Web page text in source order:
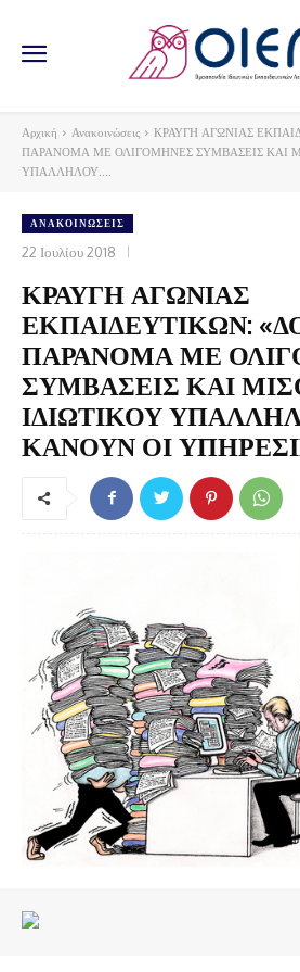
Αρχική Ανακοινώσεις
ΚΡΑΥΓΗ ΑΓΩΝΙΑΣ
ΠΑΡΑΝΟΜΑ ΜΕ ΟΛΙΓΟΜΗΝΕΣ ΣΥΜΒΑΣΕΙΣ ΚΑΙ
ΥΠΑΛΛΗΛΟΥ....
ΑΝΑΚΟΙΝΏΣΕΙΣ
22 Ιουλίου 2018
ΚΡΑΥΓΗ ΑΓΩΝΙΑΣ
ΕΚΠΑΙΔΕΥΤΙΚΩΝ:
ΠΑΡΑΝΟΜΑ ΜΕ
ΣΥΜΒΑΣΕΙΣ ΚΑΙ
ΙΔΙΩΤΙΚΟΥ
ΚΑΝΟΥΝ ΟΙ